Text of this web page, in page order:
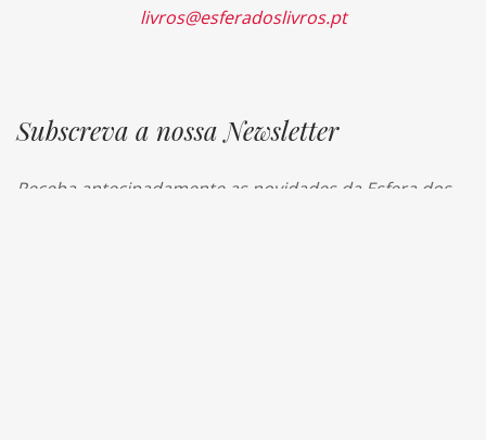
livros@esferadoslivros.pt
Subscreva a nossa Newsletter
Receba antecipadamente as novidades da Esfera dos